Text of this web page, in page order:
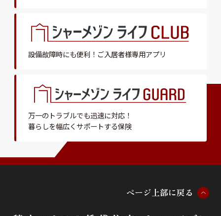
設備故障時にも便利！ ご入居者様専用アプリ
万一のトラブルでも迅速に対応！
暮らしを幅広くサポートする保険
ページ 上部に戻る